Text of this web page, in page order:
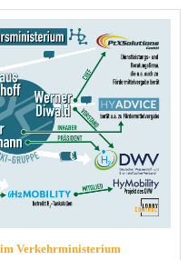
Verkehrministerium